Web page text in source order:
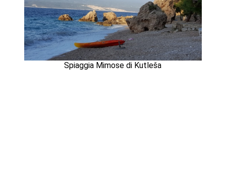
Spiaggia Mimose di Kutleša